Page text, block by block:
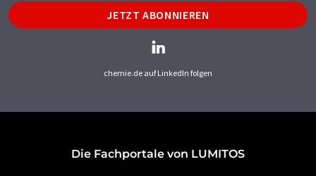
JETZT ABONNIEREN
chemie.de auf LinkedIn folgen
Die Fachportale von LUMITOS